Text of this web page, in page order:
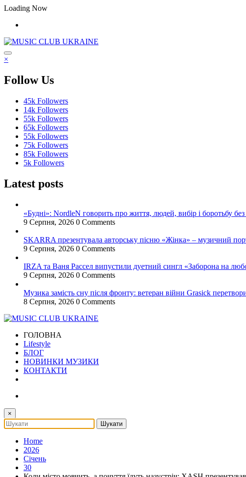
Перейти
контенту
Loading Now
×
Follow Us
45k Followers
14k Followers
55k Followers
65k Followers
55k Followers
75k Followers
85k Followers
5k Followers
Latest posts
«Будні»: NordleN говорить про життя, людей, вибір і боротьбу
9 Серпня, 2026 0 Comments
SKARRA презентувала авторську пісню «Жінка» – музичний
9 Серпня, 2026 0 Comments
IRZA та Ваня Рассел випустили дуетний сингл «Заборона на
9 Серпня, 2026 0 Comments
Музика замість сну після фронту: ветеран війни Grasick
8 Серпня, 2026 0 Comments
ГОЛОВНА
Lifestyle
БЛОГ
НОВИНКИ МУЗИКИ
КОНТАКТИ
×
Home
2026
Січень
30